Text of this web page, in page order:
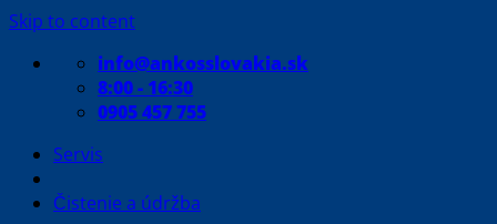
Skip to content
info@ankosslovakia.sk
8:00 - 16:30
0905 457 755
Servis
Čistenie a údržba